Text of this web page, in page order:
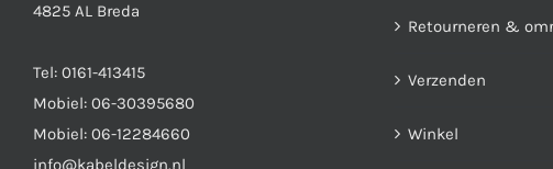
4825 AL Breda
Tel: 0161-413415
Mobiel: 06-30395680
Mobiel: 06-12284660
info@kabeldesign.nl
Retourneren &
Verzenden
Winkel